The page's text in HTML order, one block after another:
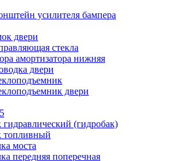
усилителя бампера
двери
стекла
амортизатора нижняя
двери
двери
гидравлический (гидробак)
топливный
моста
передняя поперечная